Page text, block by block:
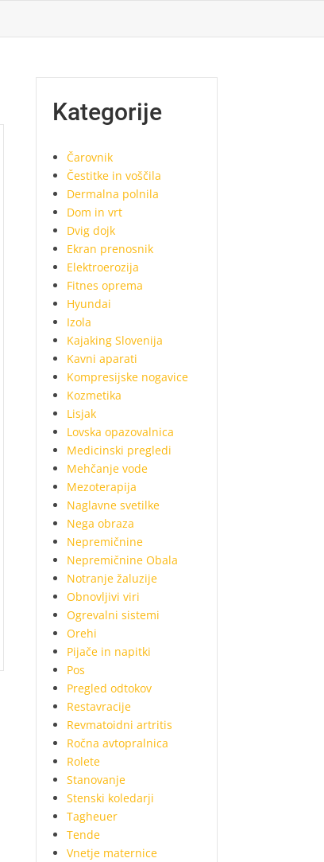
Kategorije
Čarovnik
Čestitke in voščila
Dermalna polnila
Dom in vrt
Dvig dojk
Ekran prenosnik
Elektroerozija
Fitnes oprema
Hyundai
Izola
Kajaking Slovenija
Kavni aparati
Kompresijske nogavice
Kozmetika
Lisjak
Lovska opazovalnica
Medicinski pregledi
Mehčanje vode
Mezoterapija
Naglavne svetilke
Nega obraza
Nepremičnine
Nepremičnine Obala
Notranje žaluzije
Obnovljivi viri
Ogrevalni sistemi
Orehi
Pijače in napitki
Pos
Pregled odtokov
Restavracije
Revmatoidni artritis
Ročna avtopralnica
Rolete
Stanovanje
Stenski koledarji
Tagheuer
Tende
Vnetje maternice